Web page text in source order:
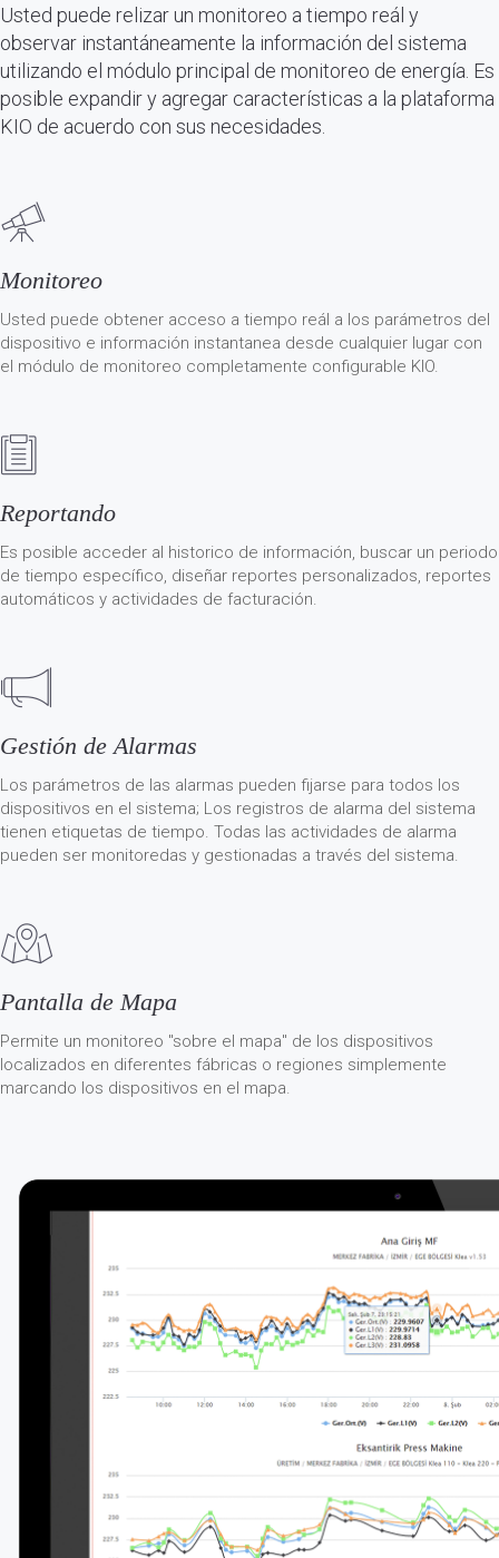
Usted puede relizar un monitoreo a tiempo reál y
observar instantáneamente la información del sistema
utilizando el módulo principal de monitoreo de energía. Es
posible expandir y agregar características a la plataforma
KIO de acuerdo con sus necesidades.
Monitoreo
Usted puede obtener acceso a tiempo reál a los parámetros del
dispositivo e información instantanea desde cualquier lugar con
el módulo de monitoreo completamente configurable KIO.
Reportando
Es posible acceder al historico de información, buscar un periodo
de tiempo específico, diseñar reportes personalizados, reportes
automáticos y actividades de facturación.
Gestión de Alarmas
Los parámetros de las alarmas pueden fijarse para todos los
dispositivos en el sistema; Los registros de alarma del sistema
tienen etiquetas de tiempo. Todas las actividades de alarma
pueden ser monitoredas y gestionadas a través del sistema.
Pantalla de Mapa
Permite un monitoreo "sobre el mapa" de los dispositivos
localizados en diferentes fábricas o regiones simplemente
marcando los dispositivos en el mapa.